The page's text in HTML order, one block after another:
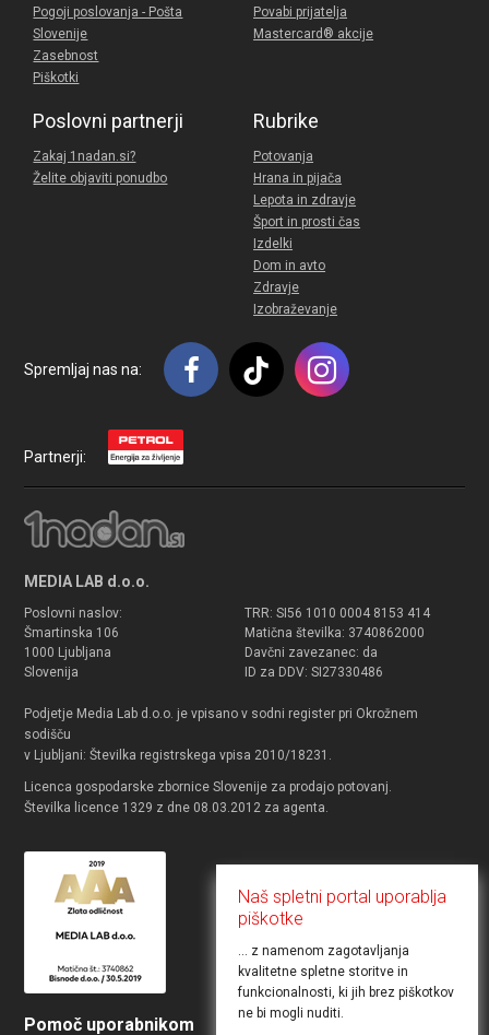
Pogoji poslovanja - Pošta
Slovenije
Zasebnost
Piškotki
Povabi prijatelja
Mastercard® akcije
Poslovni partnerji
Zakaj 1nadan.si?
Želite objaviti ponudbo
Rubrike
Potovanja
Hrana in pijača
Lepota in zdravje
Šport in prosti čas
Izdelki
Dom in avto
Zdravje
Izobraževanje
Spremljaj nas na:
Partnerji:
MEDIA LAB d.o.o.
Poslovni naslov:
Šmartinska 106
1000 Ljubljana
Slovenija
TRR: SI56 1010 0004 8153 414
Matična številka: 3740862000
Davčni zavezanec: da
ID za DDV: SI27330486
Podjetje Media Lab d.o.o. je vpisano v sodni register pri Okrožnem
sodišču
v Ljubljani: Številka registrskega vpisa 2010/18231.
Licenca gospodarske zbornice Slovenije za prodajo potovanj.
Številka licence 1329 z dne 08.03.2012 za agenta.
Pomoč uporabnikom Želite objaviti ponudbo
Naš spletni portal uporablja
piškotke
... z namenom zagotavljanja
kvalitetne spletne storitve in
funkcionalnosti, ki jih brez piškotkov
ne bi mogli nuditi.